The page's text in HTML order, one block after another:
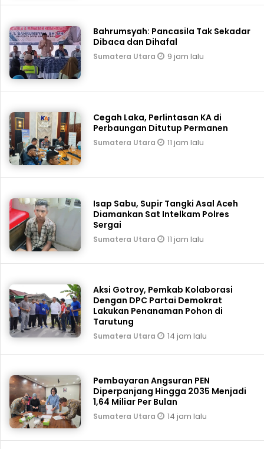
Bahrumsyah: Pancasila Tak Sekadar
Dibaca dan Dihafal
Sumatera Utara 9 jam lalu
Cegah Laka, Perlintasan KA di
Perbaungan Ditutup Permanen
Sumatera Utara 11 jam lalu
Isap Sabu, Supir Tangki Asal Aceh
Diamankan Sat Intelkam Polres
Sergai
Sumatera Utara 11 jam lalu
Aksi Gotroy, Pemkab ‎Kolaborasi
Dengan DPC Partai Demokrat
Lakukan Penanaman Pohon di
Tarutung
Sumatera Utara 14 jam lalu
Pembayaran Angsuran PEN
Diperpanjang Hingga 2035 Menjadi
1,64 Miliar Per Bulan
Sumatera Utara 14 jam lalu